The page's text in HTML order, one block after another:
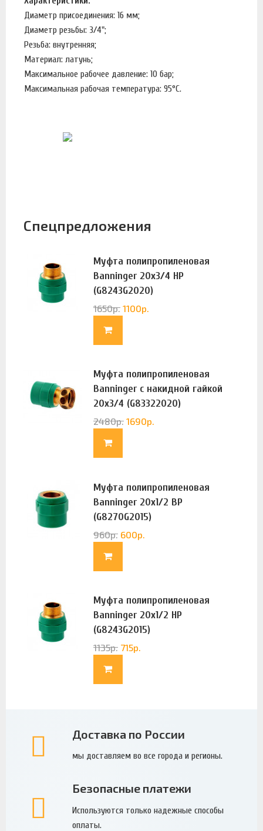
Диаметр присоединения: 16 мм;
Диаметр резьбы: 3/4";
Резьба: внутренняя;
Материал: латунь;
Максимальное рабочее давление: 10 бар;
Максимальная рабочая температура: 95°С.
Спецпредложения
Муфта полипропиленовая
Banninger 20х3/4 НР
(G8243G2020)
1650р. 1100р.
Муфта полипропиленовая
Banninger с накидной гайкой
20х3/4 (G83322020)
2480р. 1690р.
Муфта полипропиленовая
Banninger 20х1/2 ВР
(G8270G2015)
960р. 600р.
Муфта полипропиленовая
Banninger 20х1/2 НР
(G8243G2015)
1135р. 715р.
Доставка по России
мы доставляем во все города и регионы.
Безопасные платежи
Используются только надежные способы
оплаты.